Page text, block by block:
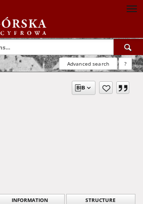
Advanced search ?
INFORMATION STRUCTURE